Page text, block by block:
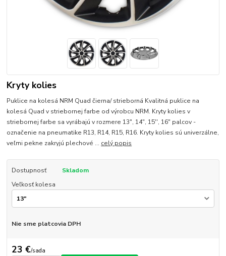
Kryty kolies
Puklice na kolesá NRM Quad čierna/ strieborná Kvalitná puklice na
kolesá Quad v striebornej farbe od výrobcu NRM. Kryty kolies v
striebornej farbe sa vyrábajú v rozmere 13", 14", 15'', 16" palcov -
označenie na pneumatike R13, R14, R15, R16. Kryty kolies sú univerzálne,
veľmi pekne zakryjú plechové ... celý popis
Dostupnosť
Skladom
Veľkosť kolesa
Nie sme platcovia DPH
23 €/sada